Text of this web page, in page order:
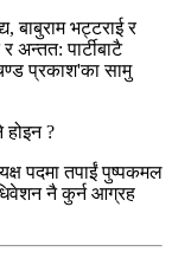
बाबुराम भट्टराई र
अन्तत: पार्टीबाटै
प्रकाश'का सामु
होइन ?
पदमा तपाईं पुष्पकमल
नै कुर्न आग्रह